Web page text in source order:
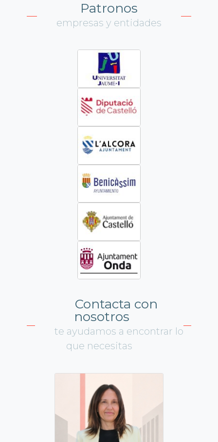
Patronos
empresas y entidades
Contacta con
nosotros
te ayudamos a encontrar lo
que necesitas